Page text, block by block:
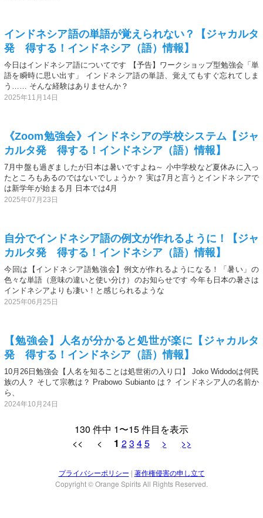
インドネシア語の単語が覚えられない？【ジャカルタ
発 得する！インドネシア（語）情報】
今日はインドネシア語についてです 【予告】ワークショップ型勉強会「単
語を瞬時に思い出す」 インドネシア語の単語、覚えてもすぐ忘れてしま
う…… そんな経験はありませんか？
2025年11月14日
《Zoom勉強会》インドネシアの学校システム【ジャ
カルタ発 得する！インドネシア（語）情報】
7月中盤も過ぎましたが日本は暑いですよね～ 小中学校など夏休みに入っ
たところもあるのではないでしょうか？ 実は7月と言うとインドネシアで
は新学年が始まる月 日本では4月
2025年07月23日
自分でインドネシア語の例文が作れるように！【ジャ
カルタ発 得する！インドネシア（語）情報】
今回は【インドネシア語勉強会】例文が作れるようになる！「暑い」の
色々な単語（意味の違いと使い分け）のお知らせです 今年も日本の暑さは
インドネシアよりも凄い！と感じられるような
2025年06月25日
【勉強会】人名が分かると処世が楽に【ジャカルタ
発 得する！インドネシア（語）情報】
10月26日勉強会【人名を知ることは処世術の入り口】 Joko Widodoは何民
族の人？ そして宗教は？ Prabowo Subianto は？ インドネシア人の名前か
ら、
2024年10月24日
130 件中 1〜15 件目を表示
<< < 1 23 45 > >>
プライバシーポリシー | 著作権侵害の申し立て
Copyright © Orange Spirits All Rights Reserved.